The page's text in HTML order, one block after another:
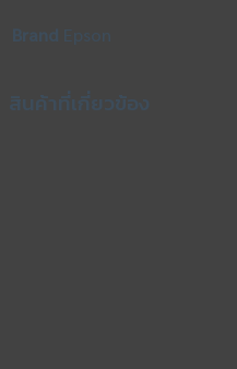
Brand Epson
สินค้าที่เกี่ยวข้อง